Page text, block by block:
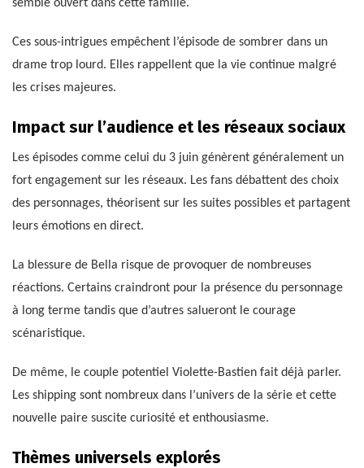
semble ouvert dans cette famille.
Ces sous-intrigues empêchent l’épisode de sombrer dans un
drame trop lourd. Elles rappellent que la vie continue malgré
les crises majeures.
Impact sur l’audience et les réseaux sociaux
Les épisodes comme celui du 3 juin génèrent généralement un
fort engagement sur les réseaux. Les fans débattent des choix
des personnages, théorisent sur les suites possibles et partagent
leurs émotions en direct.
La blessure de Bella risque de provoquer de nombreuses
réactions. Certains craindront pour la présence du personnage
à long terme tandis que d’autres salueront le courage
scénaristique.
De même, le couple potentiel Violette-Bastien fait déjà parler.
Les shipping sont nombreux dans l’univers de la série et cette
nouvelle paire suscite curiosité et enthousiasme.
Thèmes universels explorés